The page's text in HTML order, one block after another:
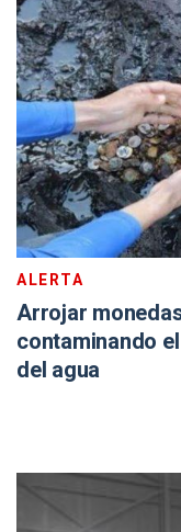
ALERTA
Arrojar
contaminando
del agua